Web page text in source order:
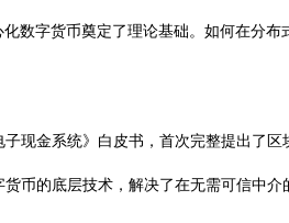
数字货币奠定了理论基础。如何在分布
现金系统》白皮书，首次完整提出了
币的底层技术，解决了在无需可信中